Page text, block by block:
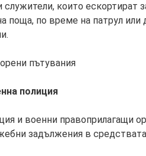
които ескортират
поща, по време на патрул
пътувания
полиция
и военни правоприлагащи
задължения в